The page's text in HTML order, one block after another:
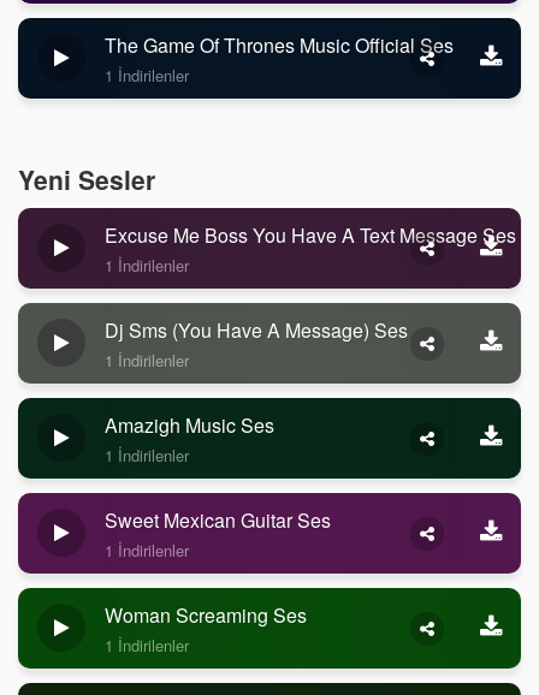
The Game Of Thrones Music Official Ses
1 İndirilenler
Yeni Sesler
Excuse Me Boss You Have A Text Message Ses
1 İndirilenler
Dj Sms (you Have A Message) Ses
1 İndirilenler
Amazigh Music Ses
1 İndirilenler
Sweet Mexican Guitar Ses
1 İndirilenler
Woman Screaming Ses
1 İndirilenler